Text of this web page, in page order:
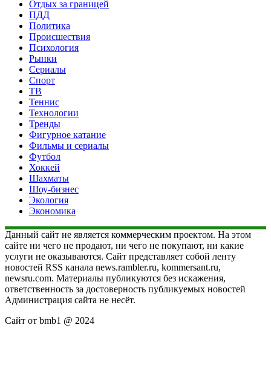
Отдых за границей
ПДД
Политика
Происшествия
Психология
Рынки
Сериалы
Спорт
ТВ
Теннис
Технологии
Тренды
Фигурное катание
Фильмы и сериалы
Футбол
Хоккей
Шахматы
Шоу-бизнес
Экология
Экономика
Данный сайт не является коммерческим проектом. На этом
сайте ни чего не продают, ни чего не покупают, ни какие
услуги не оказываются. Сайт представляет собой ленту
новостей RSS канала news.rambler.ru, kommersant.ru,
newsru.com. Материалы публикуются без искажения,
ответственность за достоверность публикуемых новостей
Администрация сайта не несёт.
Сайт от bmb1 @ 2024